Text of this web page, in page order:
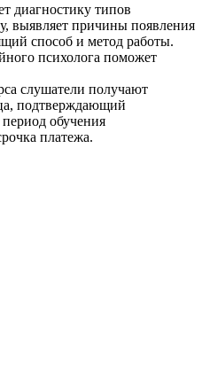
диагностику типов
выявляет причины появления
способ и метод работы.
психолога поможет
слушатели получают
подтверждающий
обучения
платежа.